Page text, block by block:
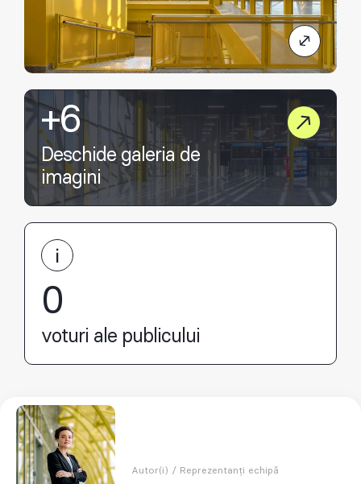
+6
Deschide galeria de
imagini
0
voturi ale publicului
Autor(i) / Reprezentanți echipă